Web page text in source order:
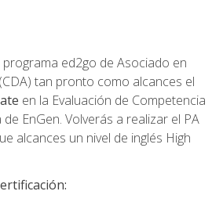
ed2go de Asociado en
tan pronto como alcances el
en la Evaluación de Competencia
EnGen. Volverás a realizar el PA
alcances un nivel de inglés High